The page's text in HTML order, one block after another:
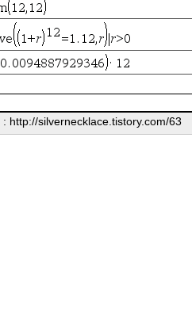
: http://silvernecklace.tistory.com/63